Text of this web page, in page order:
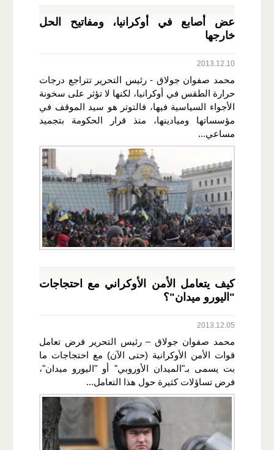
عض أصابع في أوكرانيا، ومفاتيح الحل
خارجها
2013.12.10
محمد صفوان جولاق - رئيس التحرير تتراجع درجات
حرارة الطقس في أوكرانيا، لكنها لا تؤثر على سخونة
الأجواء السياسية فيها، فالتوتر هو سيد الموقف في
مؤسساتها وميادينها، منذ قرار الحكومة بتجميد
مساعي...
كيف يتعامل الأمن الأوكراني مع احتجاجات
"اليورو ميدان"؟
2013.12.05
محمد صفوان جولاق – رئيس التحرير فرض تعامل
قوات الأمن الأوكرانية (حتى الآن) مع احتجاجات ما
بت يسمى بـ"الميدان الأوروبي" أو "اليورو ميدان"،
فرض تساؤلات كثيرة حول هذا التعامل...